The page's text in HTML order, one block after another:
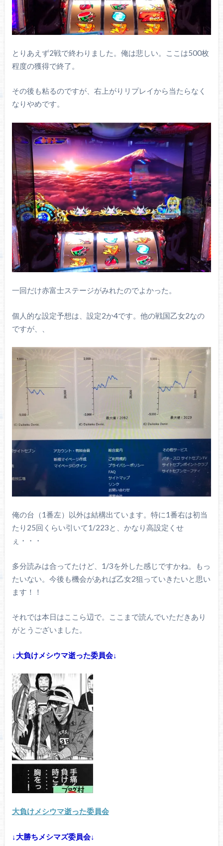
とりあえず2戦で終わりました。俺は悲しい。ここは500枚
程度の獲得で終了。
その後も粘るのですが、右上がりリプレイから当たらなく
なりやめです。
一回だけ赤富士ステージがみれたのでよかった。
個人的な設定予想は、設定2か4です。他の戦国乙女2なの
ですが、、
俺の台（1番左）以外は結構出ています。特に1番右は初当
たり25回くらい引いて1/223と、かなり高設定くせ
ぇ・・・
多分読みは合ってたけど、1/3を外した感じですかね。もっ
たいない。今後も機会があれば乙女2狙っていきたいと思い
ます！！
それでは本日はここら辺で。ここまで読んでいただきあり
がとうございました。
↓大負けメシウマ逝った委員会↓
大負けメシウマ逝った委員会
↓大勝ちメシマズ委員会↓